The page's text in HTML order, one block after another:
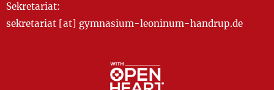
Sekretariat:
sekretariat [at] gymnasium-leoninum-handrup.de